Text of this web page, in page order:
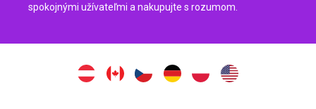
spokojnými užívateľmi a nakupujte s rozumom.